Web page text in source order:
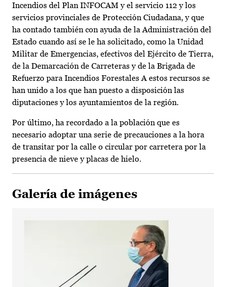
Incendios del Plan INFOCAM y el servicio 112 y los
servicios provinciales de Protección Ciudadana, y que
ha contado también con ayuda de la Administración del
Estado cuando así se le ha solicitado, como la Unidad
Militar de Emergencias, efectivos del Ejército de Tierra,
de la Demarcación de Carreteras y de la Brigada de
Refuerzo para Incendios Forestales A estos recursos se
han unido a los que han puesto a disposición las
diputaciones y los ayuntamientos de la región.
Por último, ha recordado a la población que es
necesario adoptar una serie de precauciones a la hora
de transitar por la calle o circular por carretera por la
presencia de nieve y placas de hielo.
Galería de imágenes